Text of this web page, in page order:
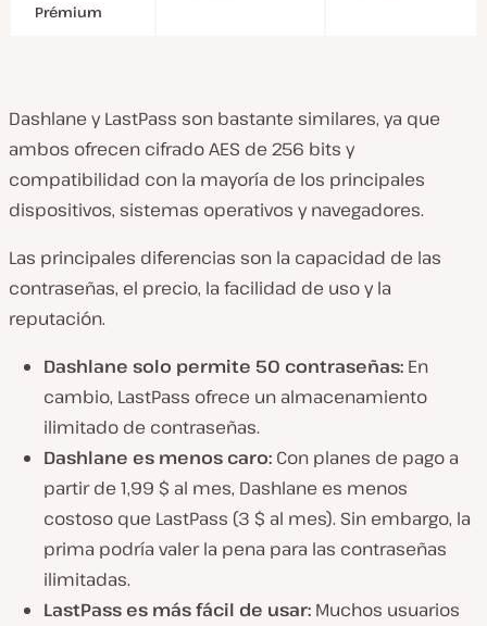
Prémium
Dashlane y LastPass son bastante similares, ya que
ambos ofrecen cifrado AES de 256 bits y
compatibilidad con la mayoría de los principales
dispositivos, sistemas operativos y navegadores.
Las principales diferencias son la capacidad de las
contraseñas, el precio, la facilidad de uso y la
reputación.
Dashlane solo permite 50 contraseñas: En
cambio, LastPass ofrece un almacenamiento
ilimitado de contraseñas.
Dashlane es menos caro: Con planes de pago a
partir de 1,99 $ al mes, Dashlane es menos
costoso que LastPass (3 $ al mes). Sin embargo, la
prima podría valer la pena para las contraseñas
ilimitadas.
LastPass es más fácil de usar: Muchos usuarios